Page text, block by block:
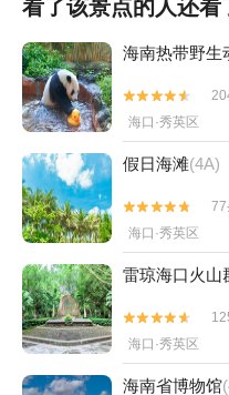
看了该景点的人还看
海南热带野生
海口·秀英区
假日海滩